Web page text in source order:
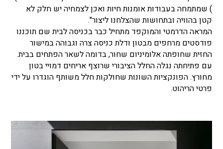
) שמתמחה בעבודות אומנות חיות ואכן לצמחיה יש חלק לא
קטן בהוויה ובתחושות שהצלחנו ליצור".
המראה הדרמטי והמוקפד מתחיל כבר בכניסה לבית שם תוכננו
פודסטים מרחפים מבטון ודלת כניסה צרה וגבוהה במישור
החזית שחופתה אלומיניום שחור, בדומה לשאר הפתחים בבית.
עם פתיחתה נגלה החלל הציבורי שרוצף אריחים דמויי בטון
מחורץ. הפונקציות השונות שחולקות חלל משותף הוגדרו על ידי
פרטי הריהוט.